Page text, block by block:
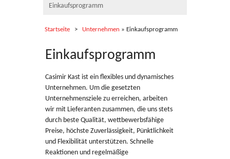
Anfahrt
Einkaufsprogramm
Startseite Unternehmen » Einkaufsprogramm
Einkaufsprogramm
Casimir Kast ist ein flexibles und dynamisches
Unternehmen. Um die gesetzten
Unternehmensziele zu erreichen, arbeiten
wir mit Lieferanten zusammen, die uns stets
durch beste Qualität, wettbewerbsfähige
Preise, höchste Zuverlässigkeit, Pünktlichkeit
und Flexibilität unterstützen. Schnelle
Reaktionen und regelmäßige